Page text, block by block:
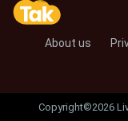
About us
Copyright©2026